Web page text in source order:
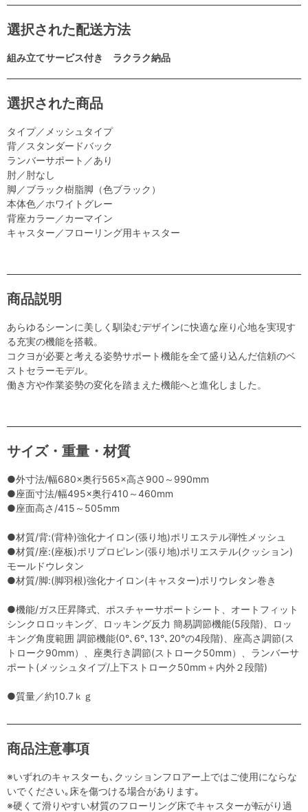
選択された配送方法
組み立てサービス付き ラクラク納品
選択された商品
タイプ／メッシュタイプ
背／スタンダードバック
ランバーサポート／あり
肘／肘なし
脚／ブラック樹脂脚（色ブラック）
本体色／ホワイトグレー
背座カラー／カーマイン
キャスター／フローリング用キャスター
商品説明
あらゆるシーンに美しく馴染むデザインに快適な座り心地を実現す
る充実の機能を搭載。
コクヨが必要と考える姿勢サポート機能を全て盛り込んだ信頼のベ
ストセラーモデル。
働き方や作業姿勢の変化を踏まえた機能へと進化しました。
サイズ・重量・材質
●外寸法/幅680×奥行565×高さ900～990mm
●座面寸法/幅495×奥行410～460mm
●座面高さ/415～505mm
●材質/背:(背枠)強化ナイロン(張り地)ポリエステル弾性メッシュ
●材質/座:(座板)ポリプロピレン(張り地)ポリエステル(クッション)
モールドウレタン
●材質/脚:(脚羽根)強化ナイロン(キャスター)ポリウレタン巻き
●機能/ガス圧昇降式、ポスチャーサポートシート、オートフィット
シンクロロッキング、ロッキング反力 簡易調節機能(5段階)、ロッ
キング角度範囲 調節機能(0°､6°､13°､20°の4段階)、座高さ調節(ス
トローク90mm）、座奥行き調節(ストローク50mm）、ランバーサ
ポート(メッシュタイプ/上下ストローク50mm＋内外２段階)
●質量／約10.7ｋｇ
商品注意事項
※いずれのキャスターも､クッションフロアー上ではご使用にならな
いでください｡床を傷つける場合があります｡
※硬くて滑りやすい材質のフローリング床でキャスターが転がり過